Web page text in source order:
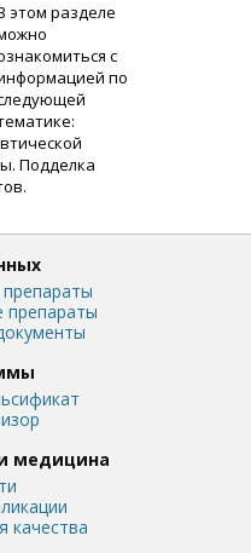
этом разделе
с
по
Подделка
препараты
медицина
качества